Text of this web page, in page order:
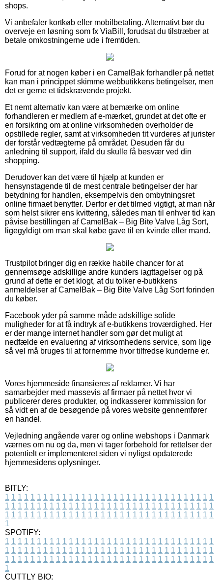
shops.
Vi anbefaler kortkøb eller mobilbetaling. Alternativt bør du
overveje en løsning som fx ViaBill, forudsat du tilstræber at
betale omkostningerne ude i fremtiden.
Forud for at nogen køber i en CamelBak forhandler på nettet
kan man i princippet skimme webbutikkens betingelser, men
det er gerne et tidskrævende projekt.
Et nemt alternativ kan være at bemærke om online
forhandleren er medlem af e-mærket, grundet at det ofte er
en forsikring om at online virksomheden overholder de
opstillede regler, samt at virksomheden tit vurderes af jurister
der forstår vedtægterne på området. Desuden får du
anledning til support, ifald du skulle få besvær ved din
shopping.
Derudover kan det være til hjælp at kunden er
hensynstagende til de mest centrale betingelser der har
betydning for handlen, eksempelvis den ombytningsret
online firmaet benytter. Derfor er det tilmed vigtigt, at man når
som helst sikrer ens kvittering, således man til enhver tid kan
påvise bestillingen af CamelBak – Big Bite Valve Låg Sort,
ligegyldigt om man skal købe gave til en kvinde eller mand.
Trustpilot bringer dig en række habile chancer for at
gennemsøge adskillige andre kunders iagttagelser og på
grund af dette er det klogt, at du tolker e-butikkens
anmeldelser af CamelBak – Big Bite Valve Låg Sort forinden
du køber.
Facebook yder på samme måde adskillige solide
muligheder for at få indtryk af e-butikkens troværdighed. Her
er der mange internet handler som gør det muligt at
nedfælde en evaluering af virksomhedens service, som lige
så vel må bruges til at fornemme hvor tilfredse kunderne er.
Vores hjemmeside finansieres af reklamer. Vi har
samarbejder med massevis af firmaer på nettet hvor vi
publicerer deres produkter, og indkasserer kommission for
så vidt en af de besøgende på vores website gennemfører
en handel.
Vejledning angående varer og online webshops i Danmark
værnes om nu og da, men vi tager forbehold for rettelser der
potentielt er implementeret siden vi nyligst opdaterede
hjemmesidens oplysninger.
BITLY:
1 1 1 1 1 1 1 1 1 1 1 1 1 1 1 1 1 1 1 1 1 1 1 1 1 1 1 1 1 1 1 1 1
1 1 1 1 1 1 1 1 1 1 1 1 1 1 1 1 1 1 1 1 1 1 1 1 1 1 1 1 1 1 1 1 1
1 1 1 1 1 1 1 1 1 1 1 1 1 1 1 1 1 1 1 1 1 1 1 1 1 1 1 1 1 1 1 1 1
1
SPOTIFY:
1 1 1 1 1 1 1 1 1 1 1 1 1 1 1 1 1 1 1 1 1 1 1 1 1 1 1 1 1 1 1 1 1
1 1 1 1 1 1 1 1 1 1 1 1 1 1 1 1 1 1 1 1 1 1 1 1 1 1 1 1 1 1 1 1 1
1 1 1 1 1 1 1 1 1 1 1 1 1 1 1 1 1 1 1 1 1 1 1 1 1 1 1 1 1 1 1 1 1
1
CUTTLY BIO: